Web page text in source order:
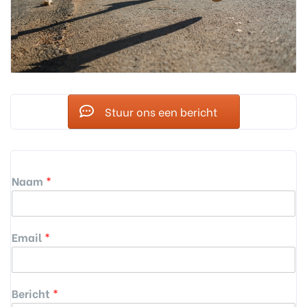
Stuur ons een bericht
Naam *
Email *
Bericht *